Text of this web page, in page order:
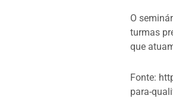
O
turmas
que
Fonte:
para-